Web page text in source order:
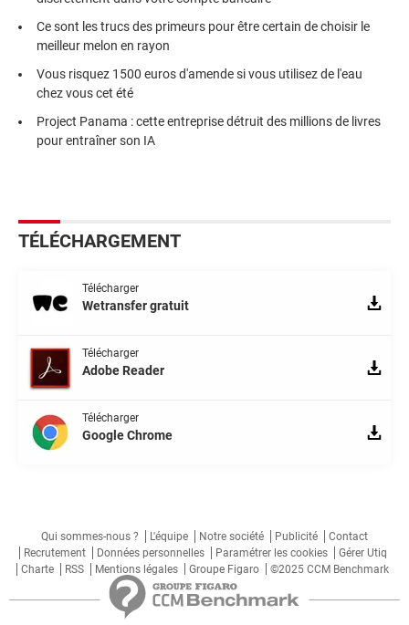
Ce sont les trucs des primeurs pour être certain de choisir le
meilleur melon en rayon
Vous risquez 1500 euros d'amende si vous utilisez de l'eau
chez vous cet été
Project Panama : cette entreprise détruit des millions de livres
pour entraîner son IA
TÉLÉCHARGEMENT
Télécharger
Wetransfer gratuit
Télécharger
Adobe Reader
Télécharger
Google Chrome
Qui sommes-nous ? L'équipe Notre société Publicité
Contact
Recrutement
Données personnelles Paramétrer les cookies
Gérer Utiq
Charte
RSS Mentions légales Groupe Figaro ©2025 CCM Benchmark